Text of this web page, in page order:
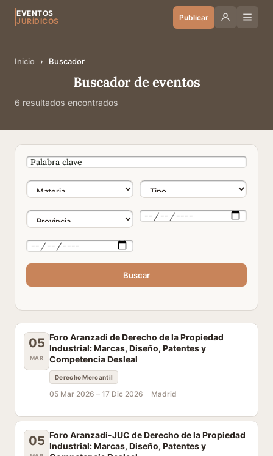
EVENTOS
JURÍDICOS
Publicar
Inicio › Buscador
Buscador de eventos
6 resultados encontrados
Buscar
05
MAR
Foro Aranzadi de Derecho de la Propiedad
Industrial: Marcas, Diseño, Patentes y
Competencia Desleal
Derecho Mercantil
05 Mar 2026 – 17 Dic 2026 Madrid
05 Foro Aranzadi-JUC de Derecho de la Propiedad
Industrial: Marcas, Diseño, Patentes y